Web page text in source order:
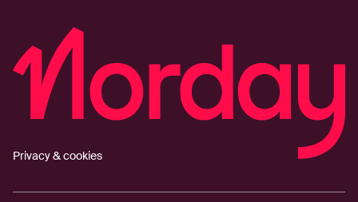
Privacy & cookies